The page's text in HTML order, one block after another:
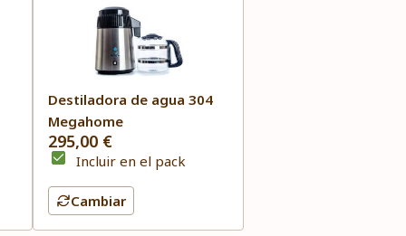
Destiladora de agua 304
Megahome
295,00 €
Incluir en el pack
Cambiar